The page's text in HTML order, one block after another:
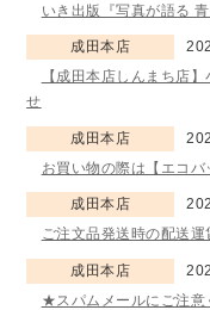
いき出版『写真が語る
成田本店
【成田本店しんまち店
せ
成田本店
お買い物の際は【エコ
成田本店
ご注文品発送時の配送
成田本店
★スパムメールにご注